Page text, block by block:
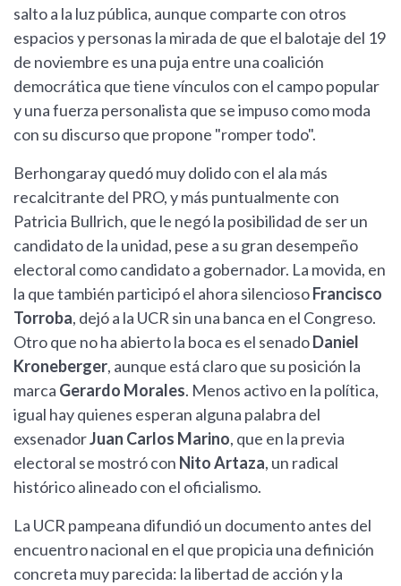
salto a la luz pública, aunque comparte con otros
espacios y personas la mirada de que el balotaje del 19
de noviembre es una puja entre una coalición
democrática que tiene vínculos con el campo popular
y una fuerza personalista que se impuso como moda
con su discurso que propone "romper todo".
Berhongaray quedó muy dolido con el ala más
recalcitrante del PRO, y más puntualmente con
Patricia Bullrich, que le negó la posibilidad de ser un
candidato de la unidad, pese a su gran desempeño
electoral como candidato a gobernador. La movida, en
la que también participó el ahora silenciosoFrancisco
Torroba, dejó a la UCR sin una banca en el Congreso.
Otro que no ha abierto la boca es el senadoDaniel
Kroneberger, aunque está claro que su posición la
marca Gerardo Morales. Menos activo en la política,
igual hay quienes esperan alguna palabra del
exsenadorJuan Carlos Marino, que en la previa
electoral se mostró con Nito Artaza, un radical
histórico alineado con el oficialismo.
La UCR pampeana difundió un documento antes del
encuentro nacional en el que propicia una definición
concreta muy parecida: la libertad de acción y la